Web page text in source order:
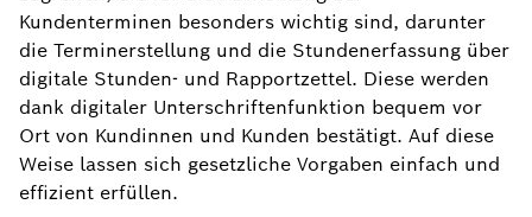
Kundenterminen besonders wichtig sind, darunter
die Terminerstellung und die Stundenerfassung über
digitale Stunden- und Rapportzettel. Diese werden
dank digitaler Unterschriftenfunktion bequem vor
Ort von Kundinnen und Kunden bestätigt. Auf diese
Weise lassen sich gesetzliche Vorgaben einfach und
effizient erfüllen.